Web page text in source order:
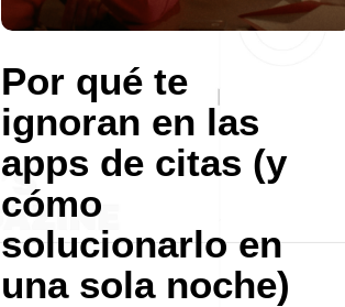
Por qué te
ignoran en las
apps de citas (y
cómo
solucionarlo en
una sola noche)